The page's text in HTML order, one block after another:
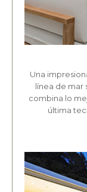
Una
línea de mar
combina lo
última